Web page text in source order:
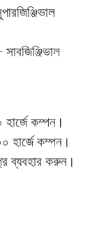
কম্পন।
হার্জে কম্পন।
ব্যবহার করুন।